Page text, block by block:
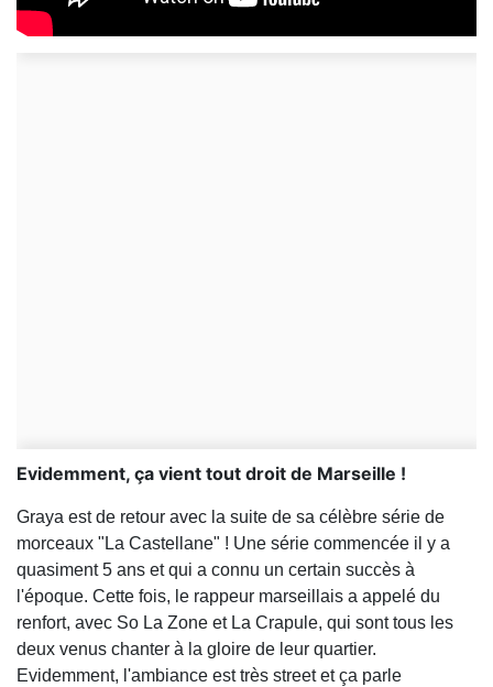
Evidemment, ça vient tout droit de Marseille !
Graya est de retour avec la suite de sa célèbre série de
morceaux "La Castellane" ! Une série commencée il y a
quasiment 5 ans et qui a connu un certain succès à
l'époque. Cette fois, le rappeur marseillais a appelé du
renfort, avec So La Zone et La Crapule, qui sont tous les
deux venus chanter à la gloire de leur quartier.
Evidemment, l'ambiance est très street et ça parle